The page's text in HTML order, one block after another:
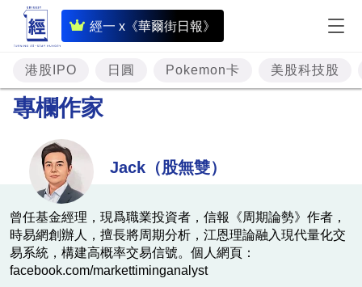
經一 x《華爾街日報》
即
時
財
經
樓
市
港股IPO 日圓 Pokemon卡 美股科技股
專欄作家
Jack（股無雙）
曾任基金經理，現爲職業投資者，信報《周期論勢》作者，
時易網創辦人，擅長將周期分析，江恩理論融入現代量化交
易系統，構建高概率交易信號。個人網頁：
facebook.com/markettiminganalyst